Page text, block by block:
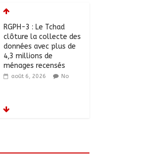
RGPH-3 : Le Tchad
clôture la collecte des
données avec plus de
4,3 millions de
ménages recensés
août 6, 2026
No
Tchad–Égypte : La